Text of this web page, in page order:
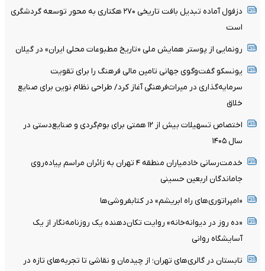
دزفول آماده تبدیل بافت تاریخی ۲۷۰ هکتاری به محور توسعه گردشگری
است
رونمایی از پوستر همایش ملی «تاریخ مطبوعات محلی ایران» در گیلان
یونسکو گفت‌وگوی جهانی تامین مالی فرهنگ را برای تقویت
سرمایه‌گذاری در میراث‌فرهنگی آغاز کرد/ طراحی نظام نوین برای صنایع
خلاق
اختصاص تسهیلات بیش از ۱۲ همتی برای بوم‌گردی و صنایع‌دستی در
سال ۱۴۰۵
خدمت‌رسانی خادمیاران منطقه ۴ تهران به زائران مراسم پیاده‌روی
جاماندگان اربعین حسینی
«امپراتوری‌های راه ابریشم» در کتابفروشی‌ها
«ده روز در دیوانه‌خانه» روایت تکان‌دهنده یک روزنامه‌نگار از یک
آسایشگاه روانی
تابستان در گالری‌های تهران؛ از چیدمان و نقاشی تا تجربه‌های تازه در